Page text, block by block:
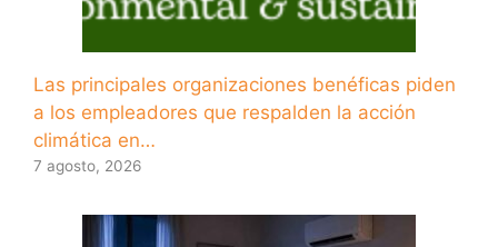
Las principales organizaciones benéficas piden
a los empleadores que respalden la acción
climática en…
7 agosto, 2026